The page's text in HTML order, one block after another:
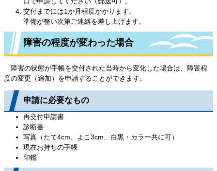
交付までには1か月程度かかります。
準備が整い次第ご連絡を差し上げます。
障害の程度が変わった場合
障害の状態が手帳を交付された当時から変化した場合は、障害程
度の変更（追加）を申請することができます。
申請に必要なもの
再交付申請書
診断書
写真（たて4cm、よこ3cm、白黒・カラー共に可）
現在お持ちの手帳
印鑑